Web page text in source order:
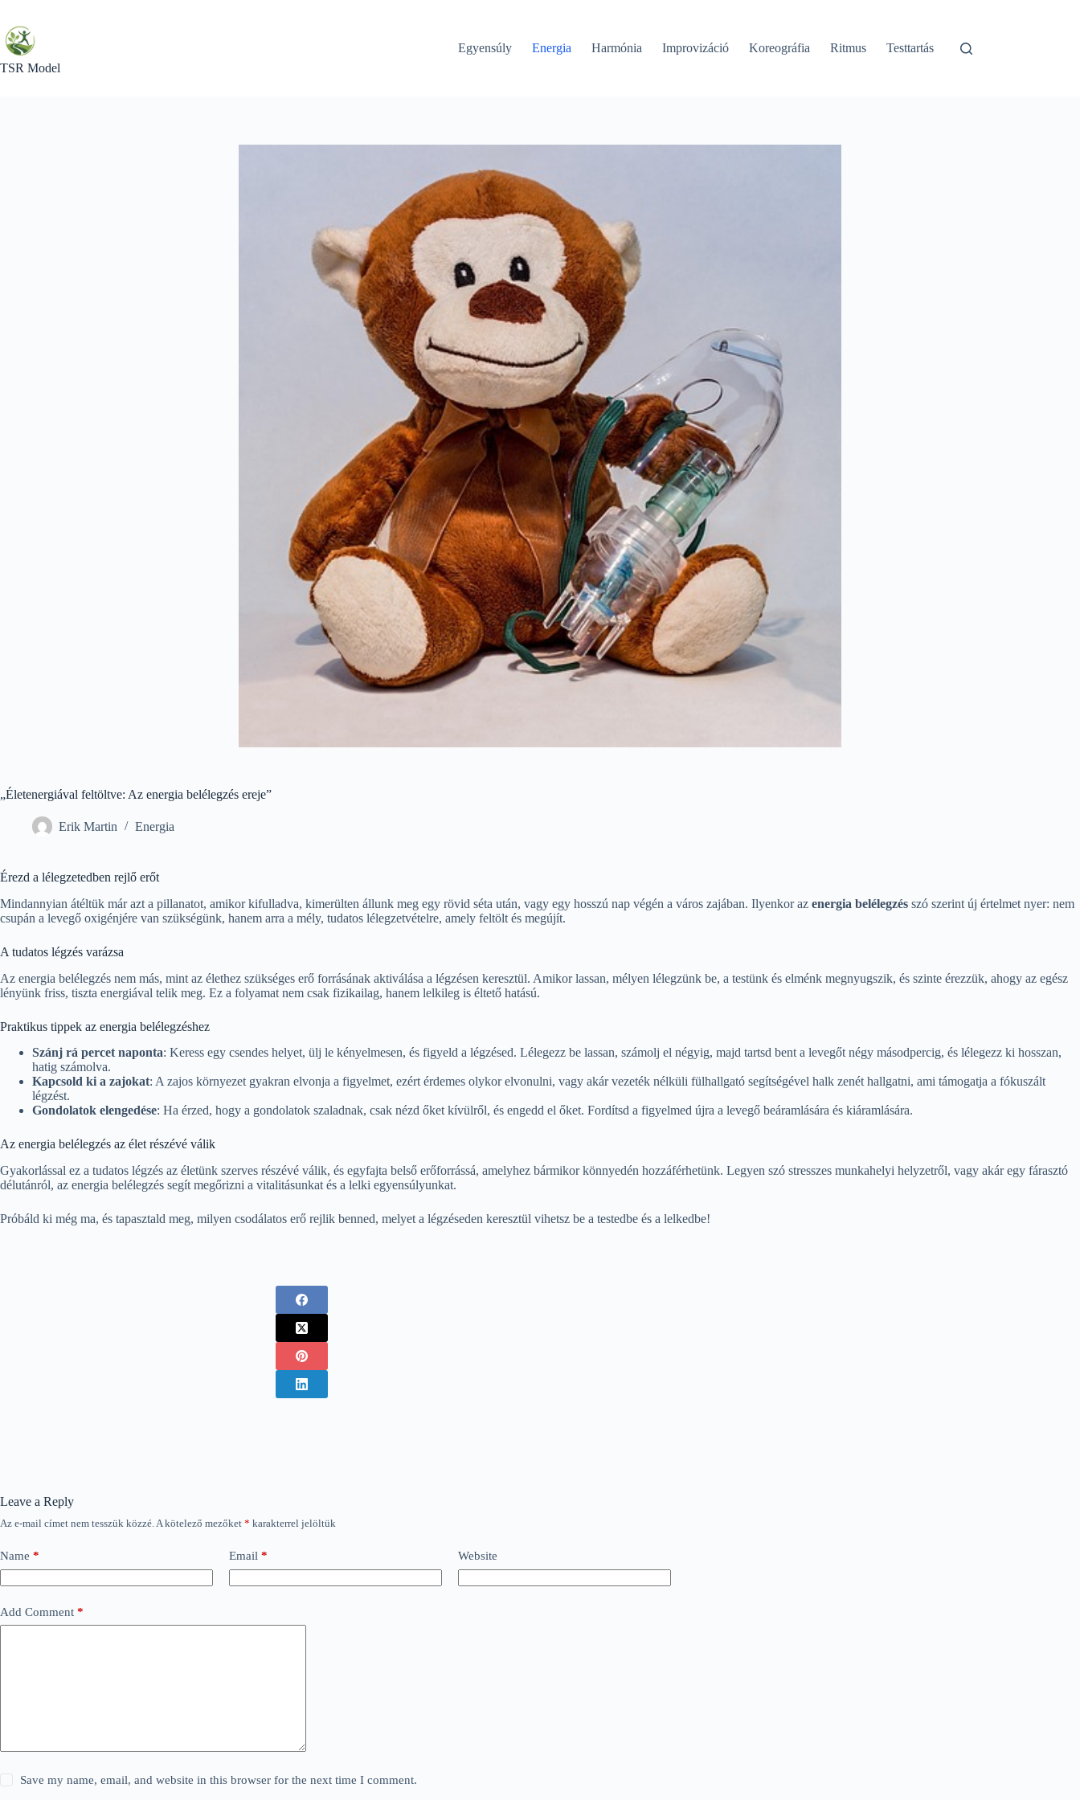
content
TSR Model
Egyensúly Energia Harmónia Improvizáció Koreográfia Ritmus Testtartás
„Életenergiával feltöltve: Az energia belélegzés ereje”
Erik Martin Energia
Érezd a lélegzetedben rejlő erőt
Mindannyian átéltük már azt a pillanatot, amikor kifulladva, kimerülten állunk meg egy rövid séta után, vagy egy hosszú nap végén a város zajában. Ilyenkor az energia belélegzés szó szerint új értelmet nyer: nem
csupán a levegő oxigénjére van szükségünk, hanem arra a mély, tudatos lélegzetvételre, amely feltölt és megújít.
A tudatos légzés varázsa
Az energia belélegzés nem más, mint az élethez szükséges erő forrásának aktiválása a légzésen keresztül. Amikor lassan, mélyen lélegzünk be, a testünk és elménk megnyugszik, és szinte érezzük, ahogy az egész
lényünk friss, tiszta energiával telik meg. Ez a folyamat nem csak fizikailag, hanem lelkileg is éltető hatású.
Praktikus tippek az energia belélegzéshez
Szánj rá percet naponta: Keress egy csendes helyet, ülj le kényelmesen, és figyeld a légzésed. Lélegezz be lassan, számolj el négyig, majd tartsd bent a levegőt négy másodpercig, és lélegezz ki hosszan,
hatig számolva.
Kapcsold ki a zajokat: A zajos környezet gyakran elvonja a figyelmet, ezért érdemes olykor elvonulni, vagy akár vezeték nélküli fülhallgató segítségével halk zenét hallgatni, ami támogatja a fókuszált
légzést.
Gondolatok elengedése: Ha érzed, hogy a gondolatok szaladnak, csak nézd őket kívülről, és engedd el őket. Fordítsd a figyelmed újra a levegő beáramlására és kiáramlására.
Az energia belélegzés az élet részévé válik
Gyakorlással ez a tudatos légzés az életünk szerves részévé válik, és egyfajta belső erőforrássá, amelyhez bármikor könnyedén hozzáférhetünk. Legyen szó stresszes munkahelyi helyzetről, vagy akár egy fárasztó
délutánról, az energia belélegzés segít megőrizni a vitalitásunkat és a lelki egyensúlyunkat.
Próbáld ki még ma, és tapasztald meg, milyen csodálatos erő rejlik benned, melyet a légzéseden keresztül vihetsz be a testedbe és a lelkedbe!
Leave a Reply
Az e-mail címet nem tesszük közzé.A kötelező mezőket * karakterrel jelöltük
Name * Email * Website
Add Comment *
Save my name, email, and website in this browser for the next time I comment.